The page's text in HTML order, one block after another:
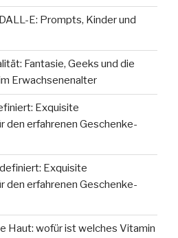
E: Prompts, Kinder und
Fantasie, Geeks und die
Erwachsenenalter
Exquisite
den erfahrenen Geschenke-
Exquisite
den erfahrenen Geschenke-
Haut: wofür ist welches Vitamin